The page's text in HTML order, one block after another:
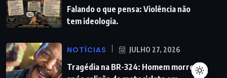
Falando o que pensa: Violência não
tem ideologia.
NOTÍCIAS JULHO 27, 2026
Tragédia na BR-324: Homem morre